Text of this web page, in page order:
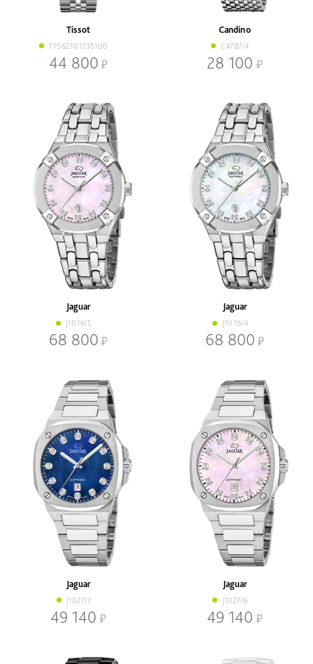
В наличии
Механизм
Кварцевый
Механический
Диаметр, мм
Tissot
T1562101135100
44 800
Candino
C4787/4
28 100
Jaguar
J1016/5
68 800
Jaguar
J1016/4
68 800
Jaguar
J1027/7
49 140
Jaguar
J1027/6
49 140